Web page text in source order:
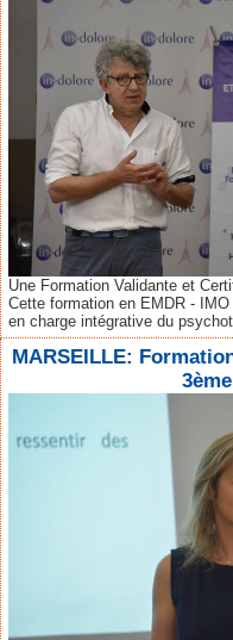
Une Formation Validante et
Cette formation en EMDR -
en charge intégrative du
MARSEILLE: